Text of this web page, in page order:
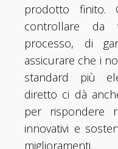
prodotto finito.
controllare da
processo, di
assicurare che i
standard più
diretto ci dà
per rispondere
innovativi e
miglioramenti.